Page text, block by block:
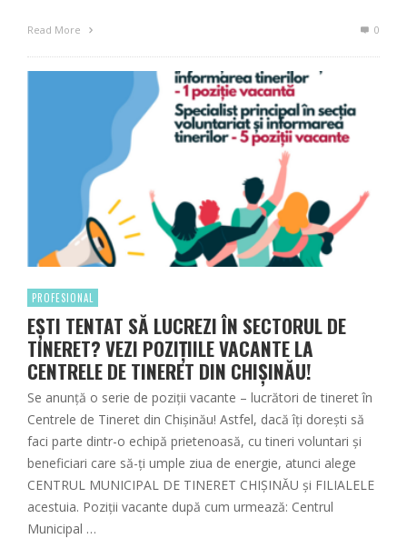
Read More 0
PROFESIONAL
EȘTI TENTAT SĂ LUCREZI ÎN SECTORUL DE
TINERET? VEZI POZIȚIILE VACANTE LA
CENTRELE DE TINERET DIN CHIȘINĂU!
Se anunță o serie de poziții vacante – lucrători de tineret în
Centrele de Tineret din Chișinău! Astfel, dacă îți dorești să
faci parte dintr-o echipă prietenoasă, cu tineri voluntari și
beneficiari care să-ți umple ziua de energie, atunci alege
CENTRUL MUNICIPAL DE TINERET CHIȘINĂU și FILIALELE
acestuia. Poziții vacante după cum urmează: Centrul
Municipal …